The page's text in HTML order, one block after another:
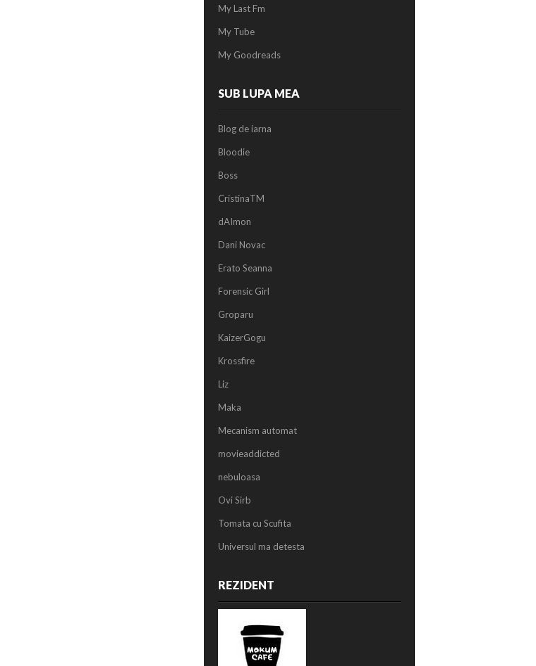
My Last Fm
My Tube
My Goodreads
SUB LUPA MEA
Blog de iarna
Bloodie
Boss
CristinaTM
dAImon
Dani Novac
Erato Seanna
Forensic Girl
Groparu
KaizerGogu
Krossfire
Liz
Maka
Mecanism automat
movieaddicted
nebuloasa
Ovi Sirb
Tomata cu Scufita
Universul ma detesta
REZIDENT